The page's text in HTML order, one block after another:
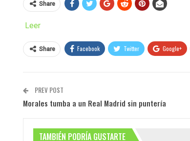
Share
Leer
Share Facebook Twitter Google+
PREV POST
Morales tumba a un Real Madrid sin puntería
TAMBIÉN PODRÍA GUSTARTE